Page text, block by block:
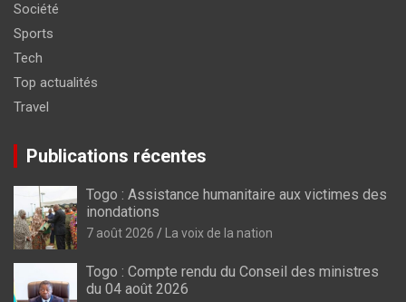
Société
Sports
Tech
Top actualités
Travel
Publications récentes
Togo : Assistance humanitaire aux victimes des
inondations
7 août 2026 La voix de la nation
Togo : Compte rendu du Conseil des ministres
du 04 août 2026